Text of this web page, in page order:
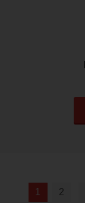
1 2